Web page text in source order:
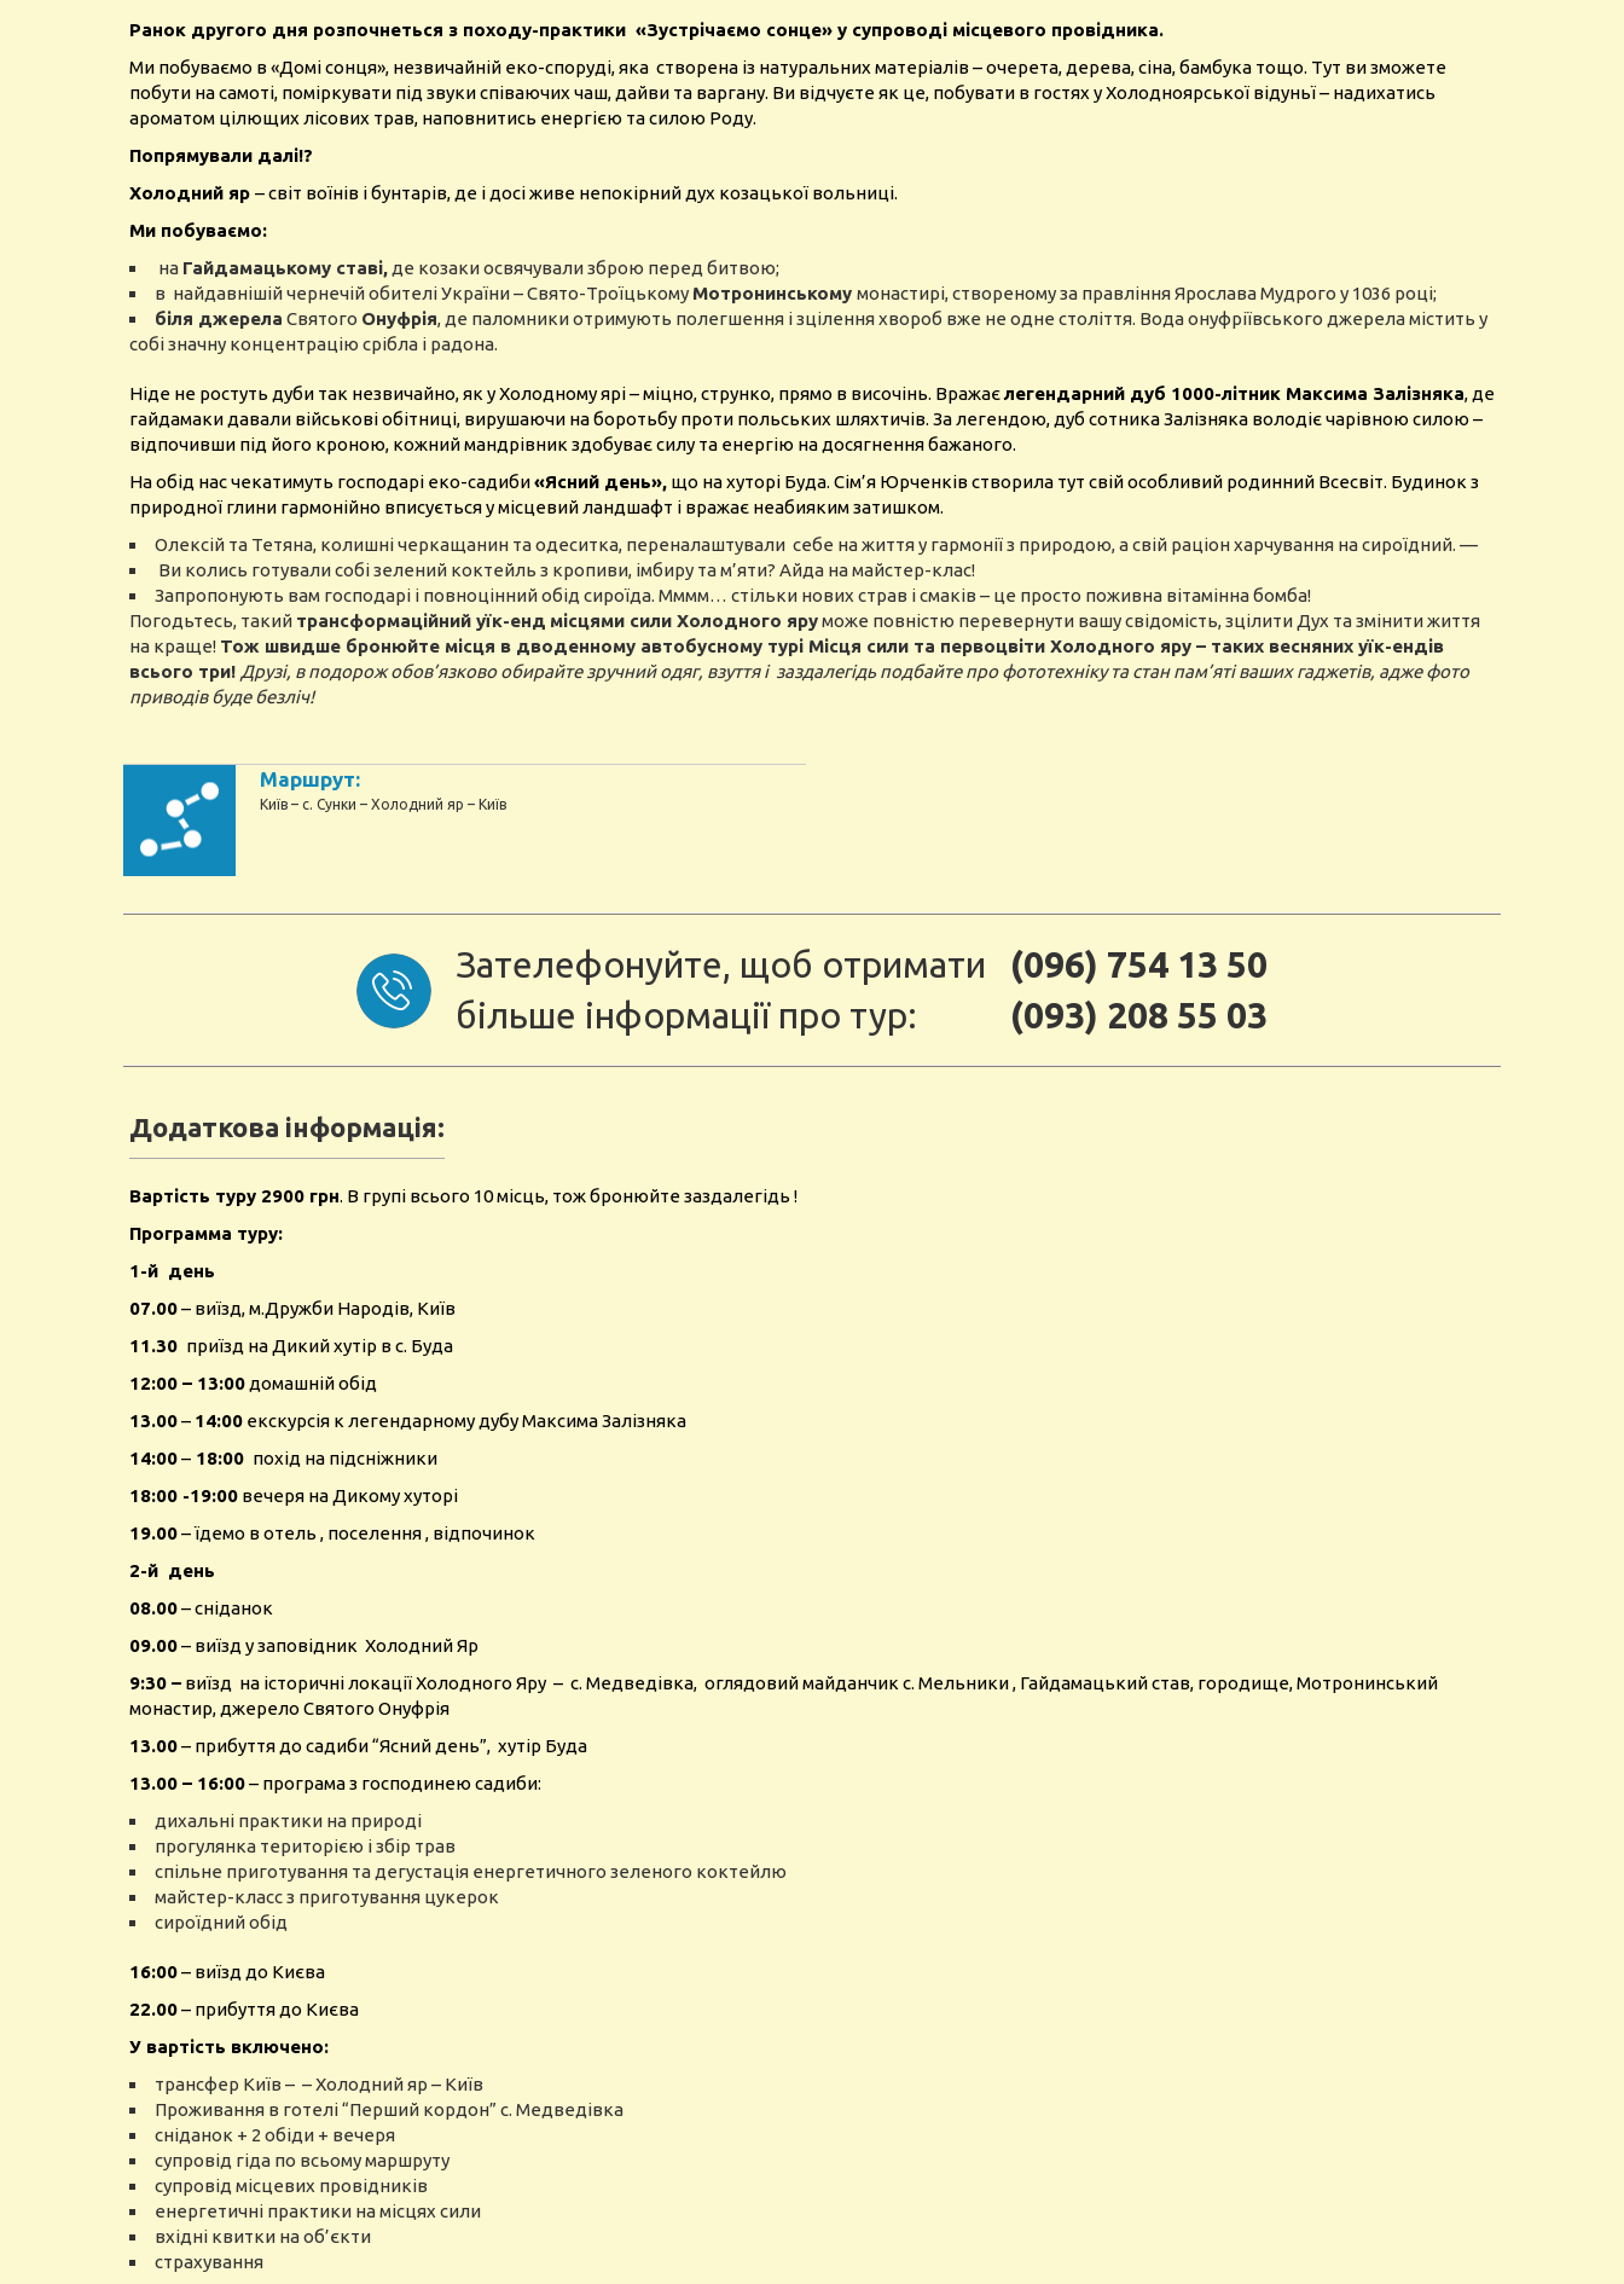
Ранок другого дня розпочнеться з походу-практики «Зустрічаємо сонце» у супроводі місцевого провідника.
Ми побуваємо в «Домі сонця», незвичайній еко-споруді, яка створена із натуральних матеріалів – очерета, дерева, сіна, бамбука тощо. Тут ви зможете
побути на самоті, поміркувати під звуки співаючих чаш, дайви та варгану. Ви відчуєте як це, побувати в гостях у Холодноярської відуньї – надихатись
ароматом цілющих лісових трав, наповнитись енергією та силою Роду.
Попрямували далі!?
Холодний яр – світ воїнів і бунтарів, де і досі живе непокірний дух козацької вольниці.
Ми побуваємо:
на Гайдамацькому ставі, де козаки освячували зброю перед битвою;
в найдавнішій чернечій обителі України – Свято-Троїцькому Мотронинському монастирі, створеному за правління Ярослава Мудрого у 1036 році;
біля джерела Святого Онуфрія, де паломники отримують полегшення і зцілення хвороб вже не одне століття. Вода онуфріївського джерела містить у
собі значну концентрацію срібла і радона.
Ніде не ростуть дуби так незвичайно, як у Холодному ярі – міцно, струнко, прямо в височінь. Вражаєлегендарний дуб 1000-літник Максима Залізняка, де
гайдамаки давали військові обітниці, вирушаючи на боротьбу проти польських шляхтичів. За легендою, дуб сотника Залізняка володіє чарівною силою –
відпочивши під його кроною, кожний мандрівник здобуває силу та енергію на досягнення бажаного.
На обід нас чекатимуть господарі еко-садиби«Ясний день», що на хуторі Буда. Сім’я Юрченків створила тут свій особливий родинний Всесвіт. Будинок з
природної глини гармонійно вписується у місцевий ландшафт і вражає неабияким затишком.
Олексій та Тетяна, колишні черкащанин та одеситка, переналаштували себе на життя у гармонії з природою, а свій раціон харчування на сироїдний. —
Ви колись готували собі зелений коктейль з кропиви, імбиру та м’яти? Айда на майстер-клас!
Запропонують вам господарі і повноцінний обід сироїда. Мммм… стільки нових страв і смаків – це просто поживна вітамінна бомба!
Погодьтесь, такий трансформаційний уїк-енд місцями сили Холодного яруможе повністю перевернути вашу свідомість, зцілити Дух та змінити життя
на краще! Тож швидше бронюйте місця в дводенному автобусному турі Місця сили та первоцвіти Холодного яру – таких весняних уїк-ендів
всього три! Друзі, в подорож обов’язково обирайте зручний одяг, взуття і заздалегідь подбайте про фототехніку та стан пам’яті ваших гаджетів, адже фото
приводів буде безліч!
Маршрут:
Київ – с. Сунки – Холодний яр – Київ
Зателефонуйте, щоб отримати
більше інформації про тур:
(096) 754 13 50
(093) 208 55 03
Додаткова інформація:
Вартість туру 2900 грн. В групі всього 10 місць, тож бронюйте заздалегідь !
Программа туру:
1-й день
07.00– виїзд, м.Дружби Народів, Київ
11.30 приїзд на Дикий хутір в с. Буда
12:00 – 13:00 домашній обід
13.00– 14:00 екскурсія к легендарному дубу Максима Залізняка
14:00– 18:00 похід на підсніжники
18:00 -19:00 вечеря на Дикому хуторі
19.00– їдемо в отель , поселення , відпочинок
2-й день
08.00– сніданок
09.00– виїзд у заповідник Холодний Яр
9:30 – виїзд на історичні локації Холодного Яру – с. Медведівка, оглядовий майданчик с. Мельники , Гайдамацький став, городище, Мотронинський
монастир, джерело Святого Онуфрія
13.00– прибуття до садиби “Ясний день”, хутір Буда
13.00 – 16:00– програма з господинею садиби:
дихальні практики на природі
прогулянка територією і збір трав
спільне приготування та дегустація енергетичного зеленого коктейлю
майстер-класс з приготування цукерок
сироїдний обід
16:00– виїзд до Києва
22.00– прибуття до Києва
У вартість включено:
трансфер Київ – – Холодний яр – Київ
Проживання в готелі “Перший кордон” с. Медведівка
сніданок + 2 обіди + вечеря
супровід гіда по всьому маршруту
супровід місцевих провідників
енергетичні практики на місцях сили
вхідні квитки на об’єкти
страхування